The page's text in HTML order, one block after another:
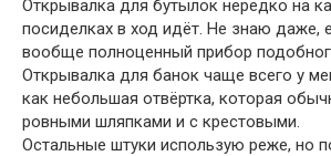
Открывалка для бутылок нередко на
посиделках в ход идёт. Не знаю даже,
вообще полноценный прибор
Открывалка для банок чаще всего у
как небольшая отвёртка, которая
ровными шляпками и с крестовыми.
Остальные штуки использую реже, но